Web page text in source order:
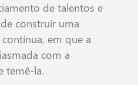
de talentos e
construir uma
em que a
com a
temê-la.